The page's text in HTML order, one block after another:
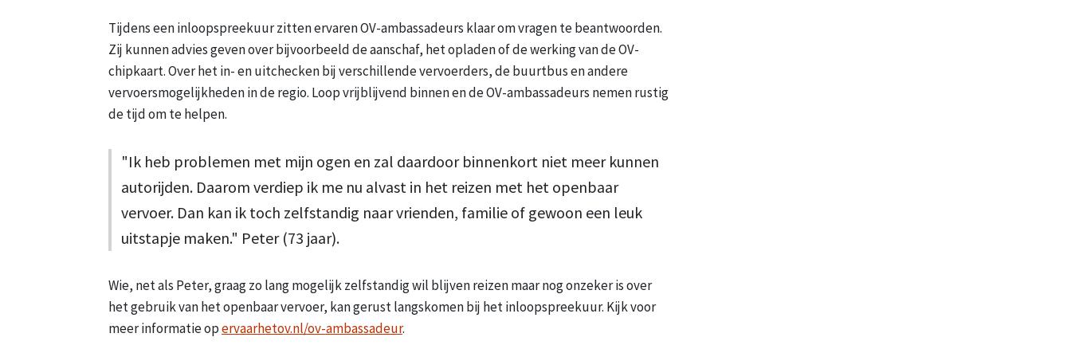
Tijdens een inloopspreekuur zitten ervaren OV-ambassadeurs klaar om vragen te beantwoorden.
Zij kunnen advies geven over bijvoorbeeld de aanschaf, het opladen of de werking van de OV-
chipkaart. Over het in- en uitchecken bij verschillende vervoerders, de buurtbus en andere
vervoersmogelijkheden in de regio. Loop vrijblijvend binnen en de OV-ambassadeurs nemen rustig
de tijd om te helpen.
"Ik heb problemen met mijn ogen en zal daardoor binnenkort niet meer kunnen
autorijden. Daarom verdiep ik me nu alvast in het reizen met het openbaar
vervoer. Dan kan ik toch zelfstandig naar vrienden, familie of gewoon een leuk
uitstapje maken." Peter (73 jaar).
Wie, net als Peter, graag zo lang mogelijk zelfstandig wil blijven reizen maar nog onzeker is over
het gebruik van het openbaar vervoer, kan gerust langskomen bij het inloopspreekuur. Kijk voor
meer informatie opervaarhetov.nl/ov-ambassadeur.